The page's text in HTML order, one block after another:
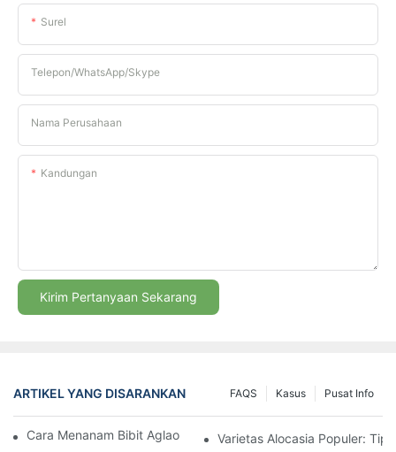
Surel
Telepon/WhatsApp/Skype
Nama Perusahaan
Kandungan
Kirim Pertanyaan Sekarang
ARTIKEL YANG DISARANKAN Pusat Info
Kasus
FAQS
Cara Menanam Bibit Aglaonema Yang Kuat Dan Sukses
Varietas Alocasia Populer: